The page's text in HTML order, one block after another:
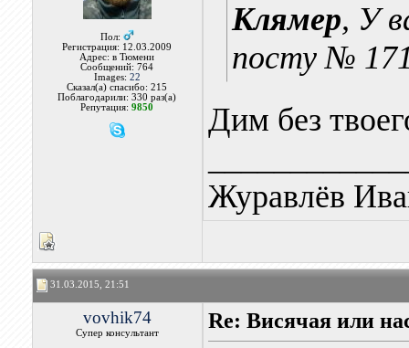
Пол:
Регистрация: 12.03.2009
Адрес: в Тюмени
Сообщений: 764
Images: 22
Сказал(а) спасибо: 215
Поблагодарили: 330 раз(а)
Репутация:9850
Клямер, У
посту №
Дим без
Журавлёв
31.03.2015, 21:51
vovhik74
Супер консультант
Re: Висячая или